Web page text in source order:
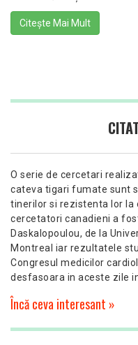
Citește Mai Mult
O serie de cercetari
cateva tigari fumate sunt
tinerilor si rezistenta lor la
cercetatori canadieni a
Daskalopoulou, de la
Montreal iar rezultatele
Congresul medicilor
desfasoara in aceste zile
Încă ceva interesant »